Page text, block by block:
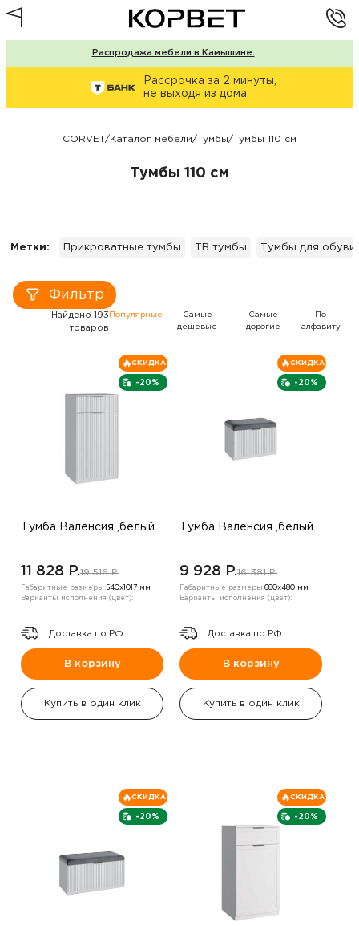
Распродажа мебели в Камышине.
Рассрочка за 2 минуты,
не выходя из дома
CORVET/Каталог мебели/Тумбы/Тумбы 110 см
Тумбы 110 см
Метки: Прикроватные тумбы ТВ тумбы Тумбы для обуви
Фильтр
Найдено 193
товаров
Популярные
Самые
дешевые
Самые
дорогие
По
алфавиту
-20%
СКИДКА
Тумба Валенсия ,белый
11 828 P.19 516 P.
Габаритные размеры:540х1017 мм
Варианты исполнения (цвет):
Доставка по РФ.
В корзину
Купить в один клик
-20%
СКИДКА
Тумба Валенсия ,белый
9 928 P.16 381 P.
Габаритные размеры:680х480 мм
Варианты исполнения (цвет):
Доставка по РФ.
В корзину
Купить в один клик
-20%
СКИДКА
-20%
СКИДКА